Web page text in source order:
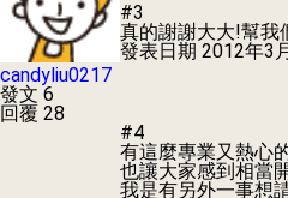
candyliu0217
發文 6
回覆 28
#3
真的謝謝大大!幫我
發表日期 2012年3
#4
有這麼專業又熱心
也讓大家感到相當
我是有另外一事想